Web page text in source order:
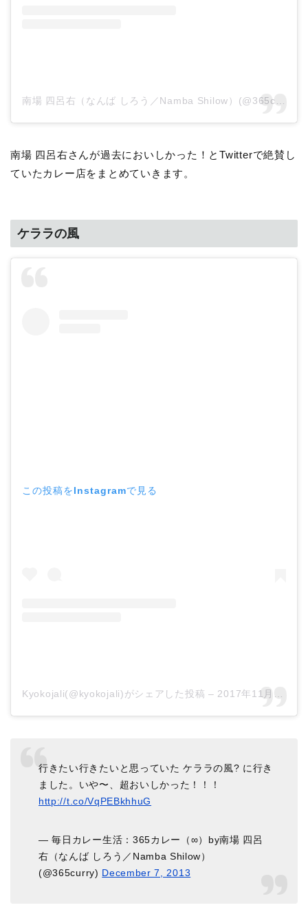
南場 四呂右さんが過去においしかった！とTwitterで絶賛し
ていたカレー店をまとめていきます。
ケララの風
この投稿をInstagramで見る
Kyokojali(@kyokojali)がシェアした投稿 – 2017年11月月28日午前2時17分PST
行きたい行きたいと思っていた ケララの風? に行き
ました。いや〜、超おいしかった！！！
http://t.co/VqPEBkhhuG
— 毎日カレー生活：365カレー（∞）by南場 四呂
右（なんば しろう／Namba Shilow）
(@365curry) December 7, 2013